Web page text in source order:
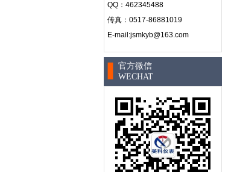
QQ：462345488
传真：0517-86881019
E-mail:jsmkyb@163.com
官方微信
WECHAT